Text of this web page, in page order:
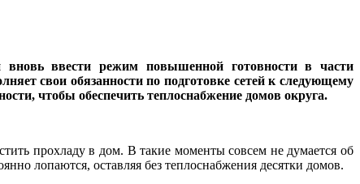
ввести режим повышенной готовности в части
свои обязанности по подготовке сетей к следующему
чтобы обеспечить теплоснабжение домов округа.
прохладу в дом. В такие моменты совсем не думается об
лопаются, оставляя без теплоснабжения десятки домов.